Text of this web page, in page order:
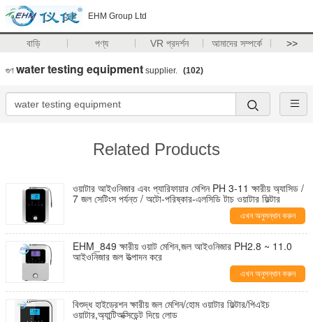
EHM Group Ltd
বাড়ি পণ্য VR প্রদর্শন আমাদের সম্পর্কে >>
গুণ water testing equipment supplier. (102)
Related Products
ওয়াটার আইওনিজার এবং প্যারিফায়ার মেশিন PH 3-11 ক্ষারীয় অ্যাসিড /
7 জল সেটিংস পর্যন্ত / অটো-পরিষ্কার-এলসিডি টাচ ওয়াটার ফিল্টার
এখন অনুসন্ধান করুন
EHM_849 ক্ষারীয় ওয়াট মেশিন,জল আইওনিজার PH2.8 ~ 11.0
আইওনিজার জল উত্পাদন করে
এখন অনুসন্ধান করুন
বিশুদ্ধ হাইড্রেশন ক্ষারীয় জল মেশিন/হোম ওয়াটার ফিল্টার/পিএইচ
ওয়াটার,অ্যান্টিঅক্সিডেন্ট দিয়ে লোড